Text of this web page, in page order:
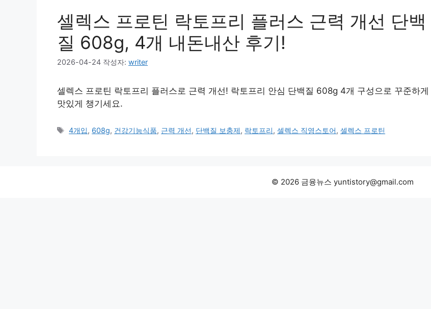
셀렉스 프로틴 락토프리 플러스 근력 개선 단백
질 608g, 4개 내돈내산 후기!
2026-04-24 작성자: writer
셀렉스 프로틴 락토프리 플러스로 근력 개선! 락토프리 안심 단백질 608g 4개 구성으로 꾸준하게
맛있게 챙기세요.
태
4개입, 608g, 건강기능식품, 근력 개선, 단백질 보충제, 락토프리,셀렉스 직영스토어,셀렉스 프로틴
© 2026 금융뉴스 yuntistory@gmail.com